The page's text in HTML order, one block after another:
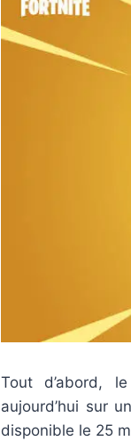
Tout d’abord,
aujourd’hui sur
disponible le 25